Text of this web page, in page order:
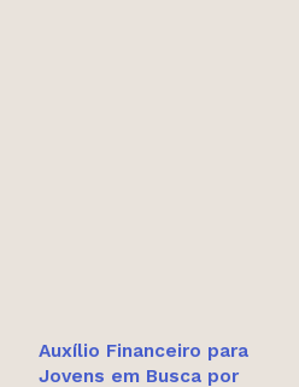
Auxílio Financeiro para
Jovens em Busca por